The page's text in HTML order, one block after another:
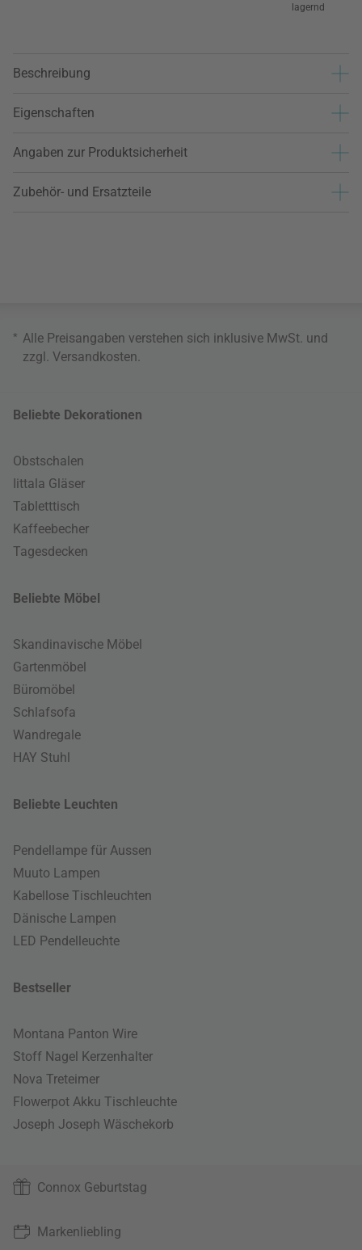
lagernd
Beschreibung
Eigenschaften
Angaben zur Produktsicherheit
Zubehör- und Ersatzteile
* Alle Preisangaben verstehen sich inklusive MwSt. und
zzgl. Versandkosten
Beliebte Dekorationen
Obstschalen
Iittala Gläser
Tabletttisch
Kaffeebecher
Tagesdecken
Beliebte Möbel
Skandinavische Möbel
Gartenmöbel
Büromöbel
Schlafsofa
Wandregale
HAY Stuhl
Beliebte Leuchten
Pendellampe für Aussen
Muuto Lampen
Kabellose Tischleuchten
Dänische Lampen
LED Pendelleuchte
Bestseller
Montana Panton Wire
Stoff Nagel Kerzenhalter
Nova Treteimer
Flowerpot Akku Tischleuchte
Joseph Joseph Wäschekorb
Connox Geburtstag
Markenliebling